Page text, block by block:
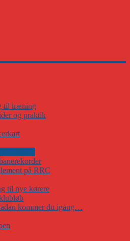
til træning
og praktik
på RRC
til nye kørere
kommer du igang…